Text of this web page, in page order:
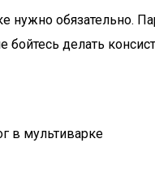
обязательно.
бойтесь делать